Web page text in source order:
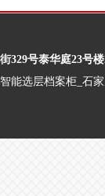
329号泰华庭23号
能选层档案柜_石